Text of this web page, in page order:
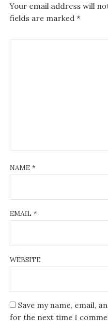
Your email address will
fields are marked *
NAME *
EMAIL *
WEBSITE
Save my name, email,
for the next time I